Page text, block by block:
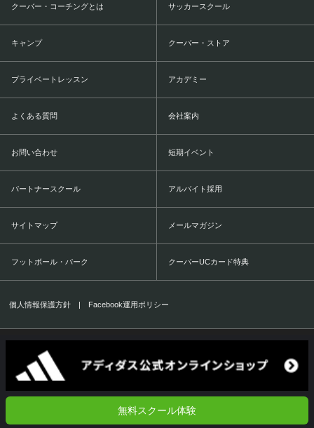
無料スクール体験
クーバー・コーチングとは サッカースクール
キャンプ クーバー・ストア
プライベートレッスン アカデミー
よくある質問 会社案内
お問い合わせ 短期イベント
パートナースクール アルバイト採用
サイトマップ メールマガジン
フットボール・パーク クーバーUCカード特典
個人情報保護方針 | Facebook運用ポリシー
1999-2016 All Rights Reserved.